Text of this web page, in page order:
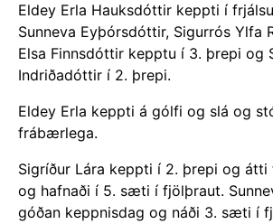
Eldey Erla Hauksdóttir keppti í
Sunneva Eyþórsdóttir, Sigurrós Ylfa
Elsa Finnsdóttir kepptu í 3. þrepi og
Indriðadóttir í 2. þrepi.
Eldey Erla keppti á gólfi og slá og
frábærlega.
Sigríður Lára keppti í 2. þrepi og
og hafnaði í 5. sæti í fjölþraut.
góðan keppnisdag og náði 3. sæti í